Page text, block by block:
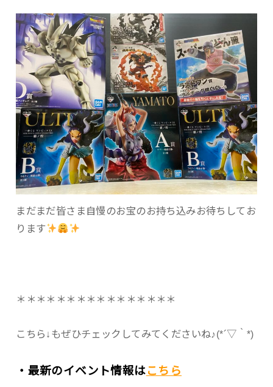
まだまだ皆さま自慢のお宝のお持ち込みお待ちしてお
ります
＊＊＊＊＊＊＊＊＊＊＊＊＊＊＊＊
こちら↓もぜひチェックしてみてくださいね♪(*´▽｀*)
・最新のイベント情報はこちら